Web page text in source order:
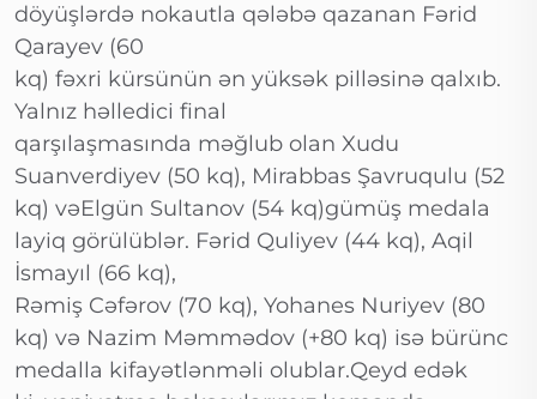
döyüşlərdə nokautla qələbə qazanan Fərid
Qarayev (60
kq) fəxri kürsünün ən yüksək pilləsinə qalxıb.
Yalnız həlledici final
qarşılaşmasında məğlub olan Xudu
Suanverdiyev (50 kq), Mirabbas Şavruqulu (52
kq) vəElgün Sultanov (54 kq)gümüş medala
layiq görülüblər. Fərid Quliyev (44 kq), Aqil
İsmayıl (66 kq),
Rəmiş Cəfərov (70 kq), Yohanes Nuriyev (80
kq) və Nazim Məmmədov (+80 kq) isə bürünc
medalla kifayətlənməli olublar.Qeyd edək